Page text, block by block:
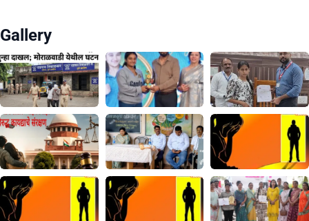
Gallery